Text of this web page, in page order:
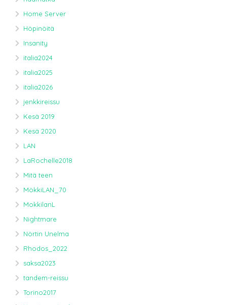
Home Server
Höpinöitä
Insanity
italia2024
italia2025
italia2026
jenkkireissu
Kesä 2019
Kesä 2020
LAN
LaRochelle2018
Mitä teen
MökkiLAN_70
MokkilanL
Nightmare
Nörtin Unelma
Rhodos_2022
saksa2023
tandem-reissu
Torino2017